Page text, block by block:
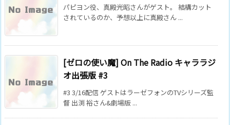
パピヨン役、真殿光昭さんがゲスト。 結構カット
されているのか、予想以上に真殿さん ...
[ゼロの使い魔] On The Radio キャララジ
オ出張版 #3
#3 3/16配信 ゲストはラーゼフォンのTVシリーズ監
督 出渕 裕さん&劇場版 ...